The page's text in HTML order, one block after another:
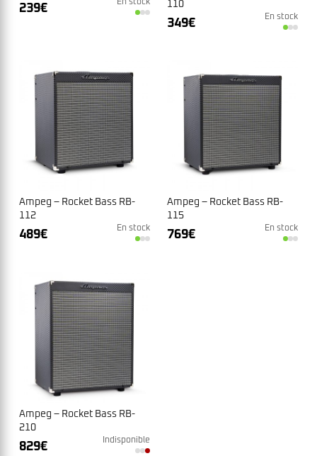
239€ En stock
110
349€ En stock
Ampeg – Rocket Bass RB-
112
489€ En stock
Ampeg – Rocket Bass RB-
115
769€ En stock
Ampeg – Rocket Bass RB-
210
829€ Indisponible